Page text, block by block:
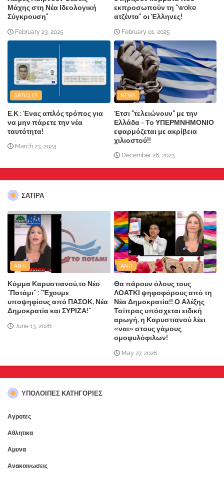
Μάχης στη Νέα Ιδεολογική
Σύγκρουση"
February 23, 2025
εκπροσωπούν τη "woke
ατζέντα" οι Έλληνες!
February 01, 2025
ARTICLES
Ε.Κ : Ένας απλός τρόπος για
να μην πάρετε την νέα
ταυτότητα!
March 23, 2024
NEWS
Έτσι "τελειώνουν" με την
Ελλάδα - Το ΥΠΕΡΜΝΗΜΟΝΙΟ
εφαρμόζεται με ακρίβεια
χιλιοστού!!
December 26, 2023
ΣΑΤΙΡΑ
ANTI
Κόμμα Καρυστιανού,το Νέο
"Ποτάμι" : "Έχουμε
υποψηφίους από ΠΑΣΟΚ, Νέα
Δημοκρατία και ΣΥΡΙΖΑ!"
June 13, 2026
ANTI
Θα πάρουν όλους τους
ΛΟΑΤΚΙ ψηφοφόρους από τη
Νέα Δημοκρατία!! Ο Αλέξης
Τσίπρας υπόσχεται ειδική
αρωγή, η Καρυστιανού λέει
«ναι» στους γάμους
ομοφυλόφιλων!
May 27, 2026
ΥΠΌΛΟΙΠΕΣ ΚΑΤΗΓΟΡΊΕΣ
Αγροτες
Αθλητικα
Αμυνα
Ανακοινωσεις